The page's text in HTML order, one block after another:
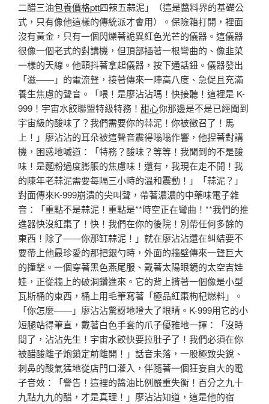
二醋三油包養價格ptt四辣五蒜泥」（這是醬料界的基礎公
式，只有像他這樣的傳統派才會用）。保險箱打開，裡面
沒有黃金，只有一個閃爍著詭異紅色光芒的儀器。這儀器
很像一個老式的對講機，但頂部插著一根彎曲的、像韭菜
一樣的天線。他顫抖著拿起儀器，按下通話鈕。儀器發出
「滋——」的電流聲，接著傳來一陣高八度、急促且充滿
養生焦慮的聲音。「喂！是廖沾沾嗎！快接聽！這裡是 K-
999！宇宙水餃聯盟特級特務！ 甜心你那邊是不是已經聞到
宇宙級的酸味了？我們需要你的蒜泥！你被徵召了！馬
上！」廖沾沾的耳朵被這聲音震得嗡嗡作響，他捏著對講
機，困惑地喊道：「特務？酸味？等等！我聞到的不是酸
味！是麵粉過度膨脹的焦慮味！還有，我現在走不開！我
的陳年老蒜泥需要每隔三小時的溫和震動！」「蒜泥？」
對面傳來K-999崩潰的尖叫聲，帶著濃濃的中藥味電子雜
音：「重點不是蒜泥！重點是**時空正在彎曲！**我們的推
進器快沒紅棗了！快！我們在你的後院！別帶任何多餘的
東西！除了——你那缸蒜泥！」就在廖沾沾還在糾結要不
要帶上他最珍愛的那把銀勺時，外面的牆壁傳來一聲巨大
的撞擊。一個穿著黑色燕尾服、戴著太陽眼鏡的太空吉娃
娃，正從牆上的破洞鑽進來。它的背上揹著一個像是小型
瓦斯桶的東西，桶上用毛筆寫著「極品紅棗枸杞燃料」。
「你怎麼——」廖沾沾驚訝地瞪大了眼睛。K-999用它的小
短腿站得筆直，戴著白色手套的爪子優雅地一揮：「沒時
間了，沾沾先生！宇宙水餃快要拉肚子了！我們必須在你
被醋酸離子炮鎖定前離開！」話音未落，一股極致尖銳、
刺鼻的酸氣猛地從店門口灌入，伴隨著一個狂妄自大的電
子音效：「警告！這裡的醬油比例嚴重失衡！百分之九十
九點九九的醋，才是真理！」廖沾沾知道，這是他的宿